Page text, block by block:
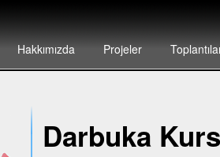
Hakkımızda Projeler
Darbuka